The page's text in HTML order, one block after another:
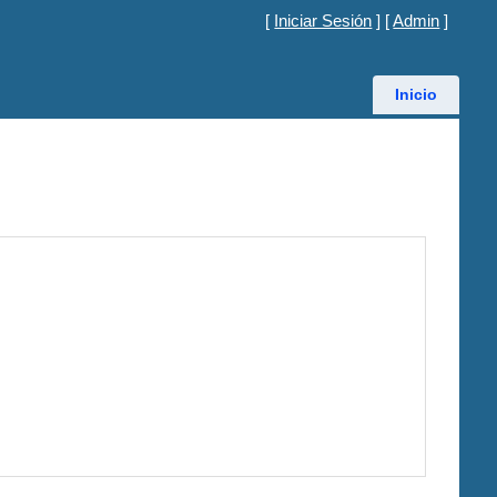
[ Iniciar Sesión ] [Admin ]
Inicio